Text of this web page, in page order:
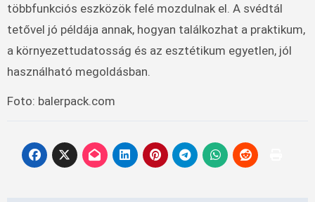
többfunkciós eszközök felé mozdulnak el. A svédtál
tetővel jó példája annak, hogyan találkozhat a praktikum,
a környezettudatosság és az esztétikum egyetlen, jól
használható megoldásban.
Foto: balerpack.com